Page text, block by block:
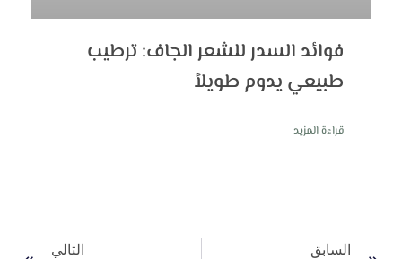
فوائد السدر للشعر الجاف: ترطيب
طبيعي يدوم طويلاً
قراءة المزيد
السابق التالي